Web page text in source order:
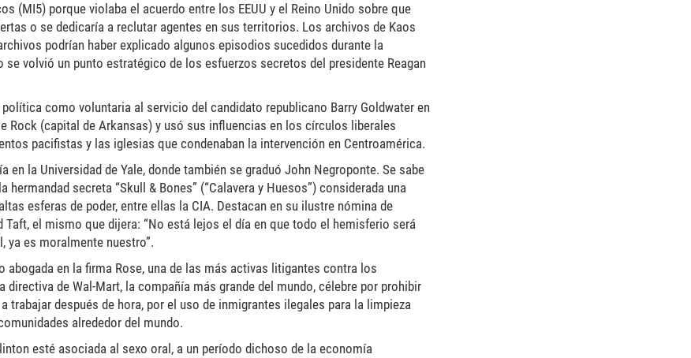
(MI5) porque violaba el acuerdo entre los EEUU y el Reino Unido sobre que
o se dedicaría a reclutar agentes en sus territorios. Los archivos de Kaos
podrían haber explicado algunos episodios sucedidos durante la
volvió un punto estratégico de los esfuerzos secretos del presidente Reagan
como voluntaria al servicio del candidato republicano Barry Goldwater en
Rock (capital de Arkansas) y usó sus influencias en los círculos liberales
pacifistas y las iglesias que condenaban la intervención en Centroamérica.
la Universidad de Yale, donde también se graduó John Negroponte. Se sabe
secreta “Skull & Bones” (“Calavera y Huesos”) considerada una
esferas de poder, entre ellas la CIA. Destacan en su ilustre nómina de
el mismo que dijera: “No está lejos el día en que todo el hemisferio será
ya es moralmente nuestro”.
en la firma Rose, una de las más activas litigantes contra los
de Wal-Mart, la compañía más grande del mundo, célebre por prohibir
trabajar después de hora, por el uso de inmigrantes ilegales para la limpieza
alrededor del mundo.
esté asociada al sexo oral, a un período dichoso de la economía